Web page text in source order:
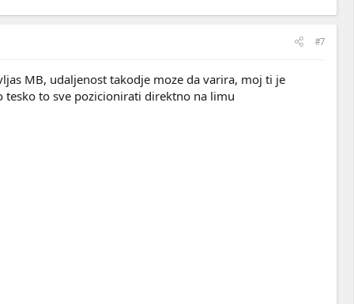
#7
MB, udaljenost takodje moze da varira, moj ti je
tesko to sve pozicionirati direktno na limu